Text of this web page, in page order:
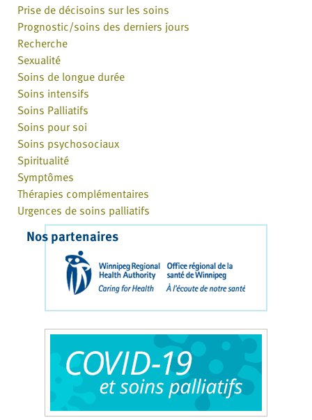
Prise de décisoins sur les soins
Prognostic/soins des derniers jours
Recherche
Sexualité
Soins de longue durée
Soins intensifs
Soins Palliatifs
Soins pour soi
Soins psychosociaux
Spiritualité
Symptômes
Thérapies complémentaires
Urgences de soins palliatifs
Nos partenaires